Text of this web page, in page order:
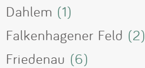
Dahlem (1)
Falkenhagener Feld (2)
Friedenau (6)